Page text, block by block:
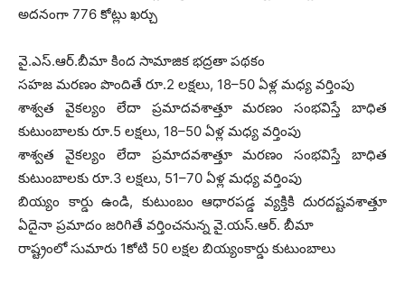
అదనంగా 776 కోట్లు ఖర్చు
వై.ఎస్‌.ఆర్‌.బీమా కింద సామాజిక భద్రతా పథకం
సహజ మరణం పొందితే రూ.2 లక్షలు, 18–50 ఏళ్ల మధ్య వర్తింపు
శాశ్వత వైకల్యం లేదా ప్రమాదవశాత్తూ మరణం సంభవిస్తే బాధిత
కుటుంబాలకు రూ.5 లక్షలు, 18–50 ఏళ్ల మధ్య వర్తింపు
శాశ్వత వైకల్యం లేదా ప్రమాదవశాత్తూ మరణం సంభవిస్తే బాధిత
కుటుంబాలకు రూ.3 లక్షలు, 51–70 ఏళ్ల మధ్య వర్తింపు
బియ్యం కార్డు ఉండి, కుటుంబం ఆధారపడ్డ వ్యక్తికి దురదష్టవశాత్తూ
ఏదైనా ప్రమాదం జరిగితే వర్తించనున్న వై.యస్‌.ఆర్‌. బీమా
రాష్ట్రంలో సుమారు 1కోటి 50 లక్షల బియ్యంకార్డు కుటుంబాలు